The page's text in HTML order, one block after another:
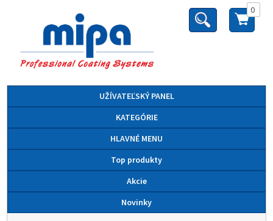
0
UŽÍVATEĽSKÝ PANEL
KATEGÓRIE
HLAVNÉ MENU
Top produkty
Akcie
Novinky